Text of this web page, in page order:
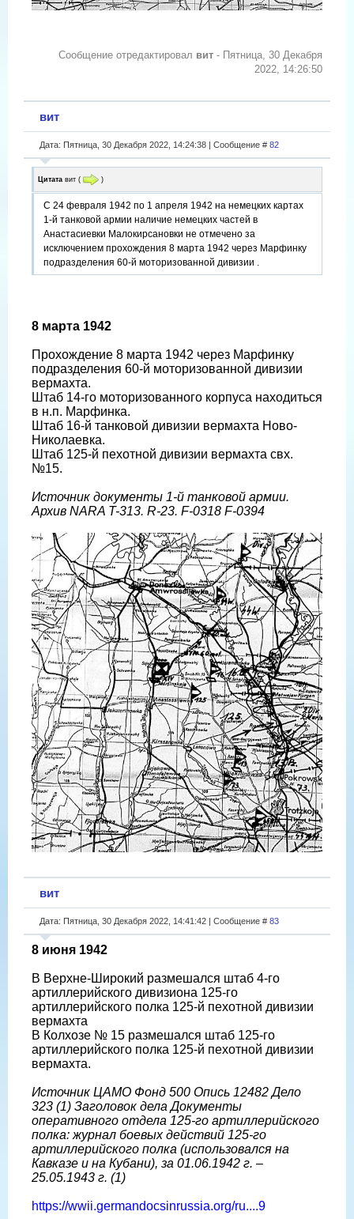
Сообщение отредактировал вит - Пятница, 30 Декабря
2022, 14:26:50
вит
Дата: Пятница, 30 Декабря 2022, 14:24:38 | Сообщение # 82
Цитата вит ( )
С 24 февраля 1942 по 1 апреля 1942 на немецких картах
1-й танковой армии наличие немецких частей в
Анастасиевки Малокирсановки не отмечено за
исключением прохождения 8 марта 1942 через Марфинку
подразделения 60-й моторизованной дивизии .
8 марта 1942
Прохождение 8 марта 1942 через Марфинку
подразделения 60-й моторизованной дивизии
вермахта.
Штаб 14-го моторизованного корпуса находиться
в н.п. Марфинка.
Штаб 16-й танковой дивизии вермахта Ново-
Николаевка.
Штаб 125-й пехотной дивизии вермахта свх.
№15.
Источник документы 1-й танковой армии.
Архив NARA T-313. R-23. F-0318 F-0394
вит
Дата: Пятница, 30 Декабря 2022, 14:41:42 | Сообщение # 83
8 июня 1942
В Верхне-Широкий размешался штаб 4-го
артиллерийского дивизиона 125-го
артиллерийского полка 125-й пехотной дивизии
вермахта
В Колхозе № 15 размешался штаб 125-го
артиллерийского полка 125-й пехотной дивизии
вермахта.
Источник ЦАМО Фонд 500 Опись 12482 Дело
323 (1) Заголовок дела Документы
оперативного отдела 125-го артиллерийского
полка: журнал боевых действий 125-го
артиллерийского полка (использовался на
Кавказе и на Кубани), за 01.06.1942 г. –
25.05.1943 г. (1)
https://wwii.germandocsinrussia.org/ru....9